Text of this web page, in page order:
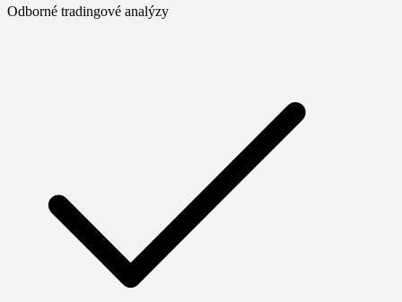
Odborné tradingové analýzy